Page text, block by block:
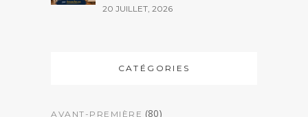
20 JUILLET, 2026
CATÉGORIES
AVANT-PREMIÈRE (80)